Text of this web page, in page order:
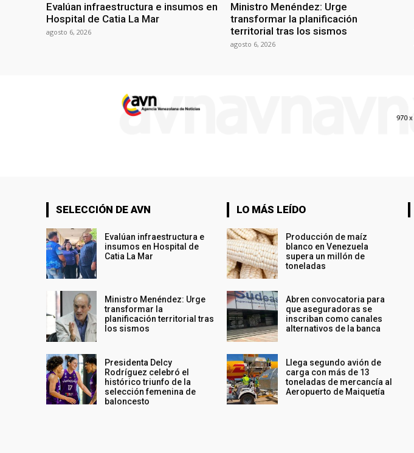
Evalúan infraestructura e insumos en
Hospital de Catia La Mar
agosto 6, 2026
Ministro Menéndez: Urge
transformar la planificación
territorial tras los sismos
agosto 6, 2026
SELECCIÓN DE AVN
Evalúan infraestructura e
insumos en Hospital de
Catia La Mar
Ministro Menéndez: Urge
transformar la
planificación territorial tras
los sismos
Presidenta Delcy
Rodríguez celebró el
histórico triunfo de la
selección femenina de
baloncesto
LO MÁS LEÍDO
Producción de maíz
blanco en Venezuela
supera un millón de
toneladas
Abren convocatoria para
que aseguradoras se
inscriban como canales
alternativos de la banca
Llega segundo avión de
carga con más de 13
toneladas de mercancía al
Aeropuerto de Maiquetía